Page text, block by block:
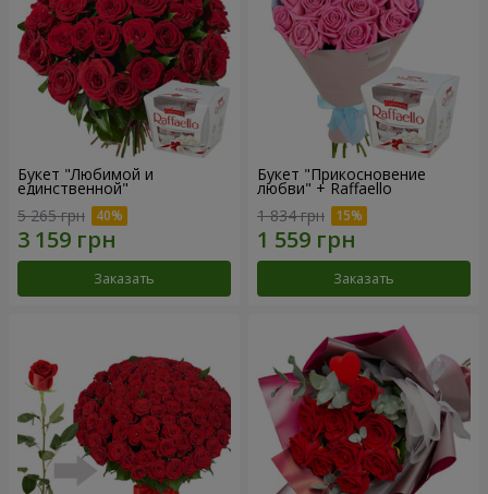
Букет "Любимой и
единственной"
5 265 грн
Заказать
Букет "Прикосновение
любви" + Raffaello
1 834 грн
Заказать